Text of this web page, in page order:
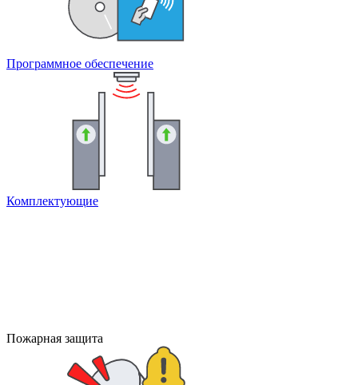
Программное обеспечение
Комплектующие
Пожарная защита